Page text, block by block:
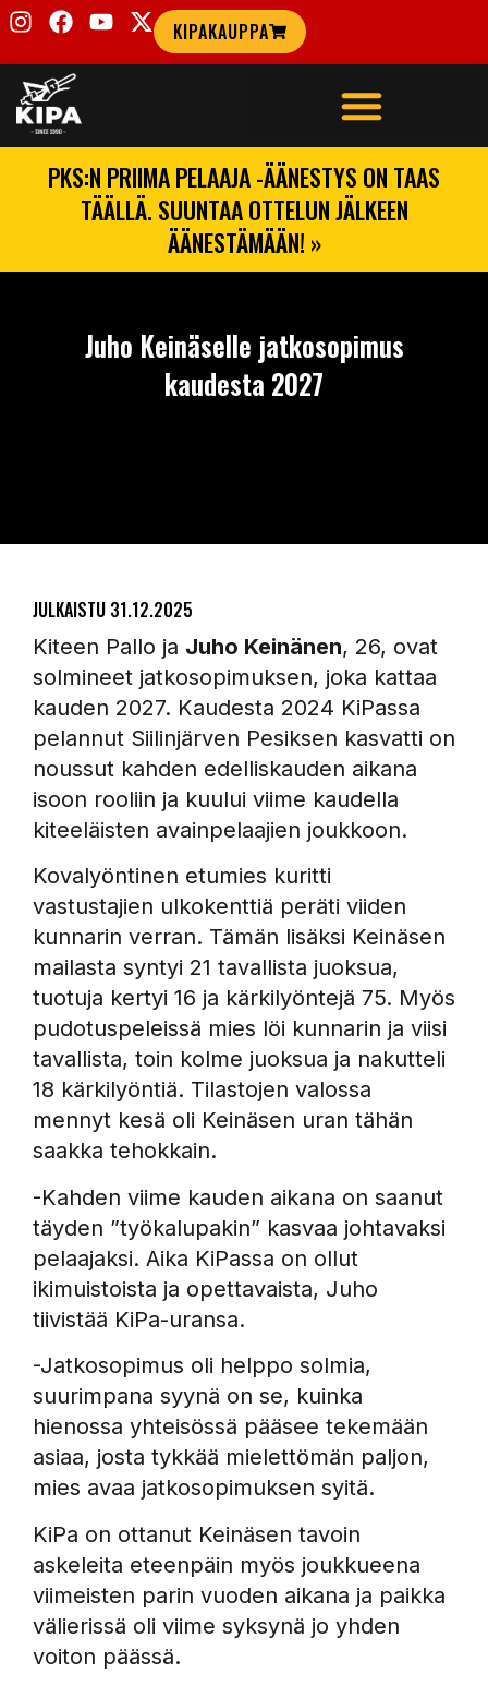
KIPAKAUPPA
PKS:N PRIIMA PELAAJA -ÄÄNESTYS ON TAAS
TÄÄLLÄ. SUUNTAA OTTELUN JÄLKEEN
ÄÄNESTÄMÄÄN! »
Juho Keinäselle jatkosopimus
kaudesta 2027
JULKAISTU 31.12.2025
Kiteen Pallo ja Juho Keinänen, 26, ovat
solmineet jatkosopimuksen, joka kattaa
kauden 2027. Kaudesta 2024 KiPassa
pelannut Siilinjärven Pesiksen kasvatti on
noussut kahden edelliskauden aikana
isoon rooliin ja kuului viime kaudella
kiteeläisten avainpelaajien joukkoon.
Kovalyöntinen etumies kuritti
vastustajien ulkokenttiä peräti viiden
kunnarin verran. Tämän lisäksi Keinäsen
mailasta syntyi 21 tavallista juoksua,
tuotuja kertyi 16 ja kärkilyöntejä 75. Myös
pudotuspeleissä mies löi kunnarin ja viisi
tavallista, toin kolme juoksua ja nakutteli
18 kärkilyöntiä. Tilastojen valossa
mennyt kesä oli Keinäsen uran tähän
saakka tehokkain.
-Kahden viime kauden aikana on saanut
täyden ”työkalupakin” kasvaa johtavaksi
pelaajaksi. Aika KiPassa on ollut
ikimuistoista ja opettavaista, Juho
tiivistää KiPa-uransa.
-Jatkosopimus oli helppo solmia,
suurimpana syynä on se, kuinka
hienossa yhteisössä pääsee tekemään
asiaa, josta tykkää mielettömän paljon,
mies avaa jatkosopimuksen syitä.
KiPa on ottanut Keinäsen tavoin
askeleita eteenpäin myös joukkueena
viimeisten parin vuoden aikana ja paikka
välierissä oli viime syksynä jo yhden
voiton päässä.